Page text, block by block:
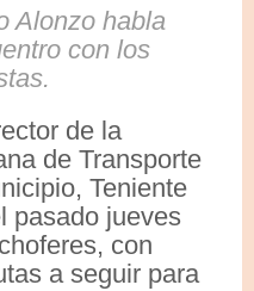
Alonzo habla
con los
de la
de Transporte
Teniente
pasado jueves
con
a seguir para